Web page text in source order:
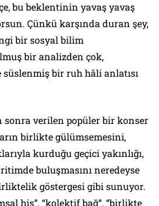
bu beklentinin yavaş yavaş
Çünkü karşında duran şey,
bir sosyal bilim
bir analizden çok,
bir ruh hâli anlatısı
sonra verilen popüler bir konser
birlikte gülümsemesini,
kurduğu geçici yakınlığı,
buluşmasını neredeyse
göstergesi gibi sunuyor.
his”, “kolektif bağ”, “birlikte